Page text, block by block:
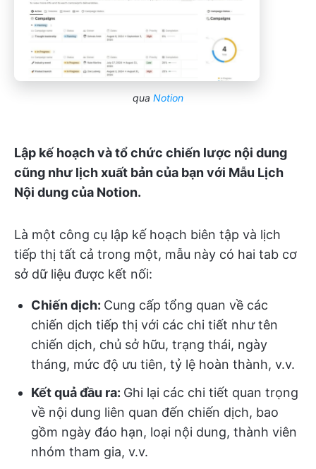
qua Notion
Lập kế hoạch và tổ chức chiến lược nội dung
cũng như lịch xuất bản của bạn với Mẫu Lịch
Nội dung của Notion.
Là một công cụ lập kế hoạch biên tập và lịch
tiếp thị tất cả trong một, mẫu này có hai tab cơ
sở dữ liệu được kết nối:
Chiến dịch: Cung cấp tổng quan về các
chiến dịch tiếp thị với các chi tiết như tên
chiến dịch, chủ sở hữu, trạng thái, ngày
tháng, mức độ ưu tiên, tỷ lệ hoàn thành, v.v.
Kết quả đầu ra: Ghi lại các chi tiết quan trọng
về nội dung liên quan đến chiến dịch, bao
gồm ngày đáo hạn, loại nội dung, thành viên
nhóm tham gia, v.v.